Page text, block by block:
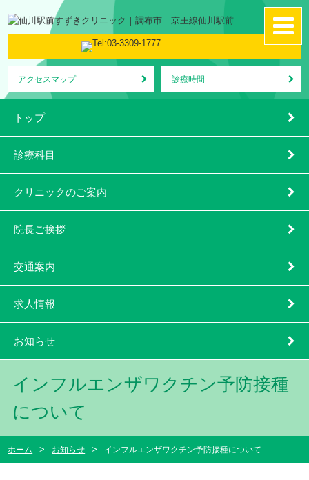
アクセスマップ 診療時間
トップ
診療科目
クリニックのご案内
院長ご挨拶
交通案内
求人情報
お知らせ
インフルエンザワクチン予防接種
について
ホーム お知らせ インフルエンザワクチン予防接種について